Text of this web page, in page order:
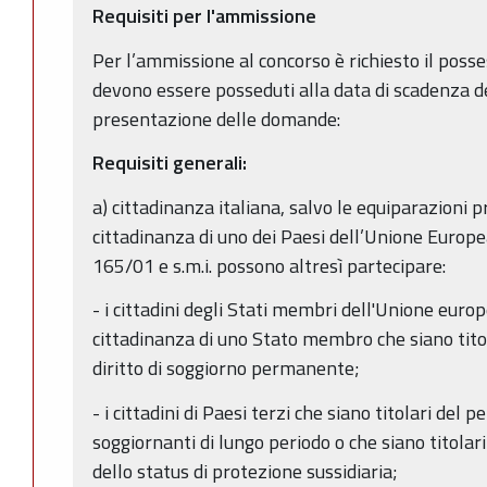
Requisiti per l'ammissione
Per l’ammissione al concorso è richiesto il
devono essere posseduti alla data di scadenza
presentazione delle domande:
Requisiti generali:
a) cittadinanza italiana, salvo le equiparazioni
cittadinanza di uno dei Paesi dell’Unione
165/01 e s.m.i. possono altresì partecipare:
- i cittadini degli Stati membri dell'Unione
cittadinanza di uno Stato membro che siano
diritto di soggiorno permanente;
- i cittadini di Paesi terzi che siano titolari del
soggiornanti di lungo periodo o che siano
dello status di protezione sussidiaria;